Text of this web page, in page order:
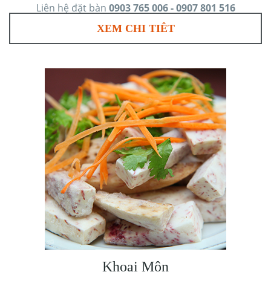
Liên hệ đặt bàn 0903 765 006 - 0907 801 516
XEM CHI TIÊT
Khoai Môn